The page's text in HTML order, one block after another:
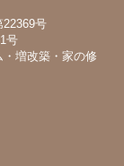
号
号
増改築・家の修